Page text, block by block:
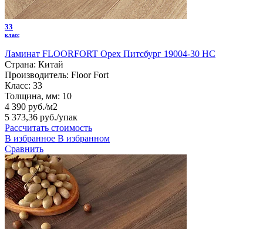
33
класс
Ламинат FLOORFORT Орех Питсбург 19004-30 HC
Страна: Китай
Производитель: Floor Fort
Класс: 33
Толщина, мм: 10
4 390 руб./м2
5 373,36 руб./упак
Рассчитать стоимость
В избранное В избранном
Сравнить